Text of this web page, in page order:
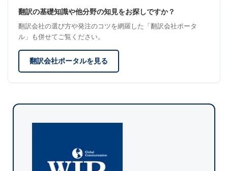
翻訳の基礎知識や他分野の知見をお探しですか？
翻訳会社の選び方や発注のコツを網羅した「翻訳会社ポータ
ル」も併せてご覧ください。
翻訳会社ポータルを見る